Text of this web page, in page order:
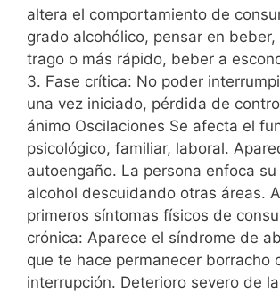
altera el comportamiento de
grado alcohólico, pensar en
trago o más rápido, beber a
3. Fase crítica: No poder
una vez iniciado, pérdida de
ánimo Oscilaciones Se afecta el
psicológico, familiar, laboral.
autoengaño. La persona enfoca
alcohol descuidando otras áreas.
primeros síntomas físicos de
crónica: Aparece el síndrome de
que te hace permanecer borracho
interrupción. Deterioro severo de